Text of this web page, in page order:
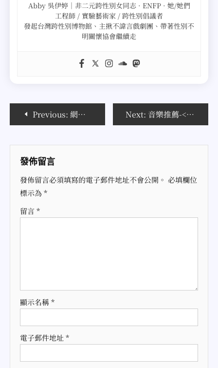
Abby 吳伊婷｜非二元跨性別女同志 · ENFP · 她/她們
工程師 / 實驗藝術家 / 跨性別倡議者
發起台灣跨性別博物館、主揪不諱言戲劇團、帶著性別不
明關懷協會繼續走
導
覽
Previous: 網路的力量…… Next: 音樂推薦-<刺青>主題曲-小茉莉
發佈留言
發佈留言必須填寫的電子郵件地址不會公開。 必填欄位
標示為*
留言 *
顯示名稱*
電子郵件地址 *